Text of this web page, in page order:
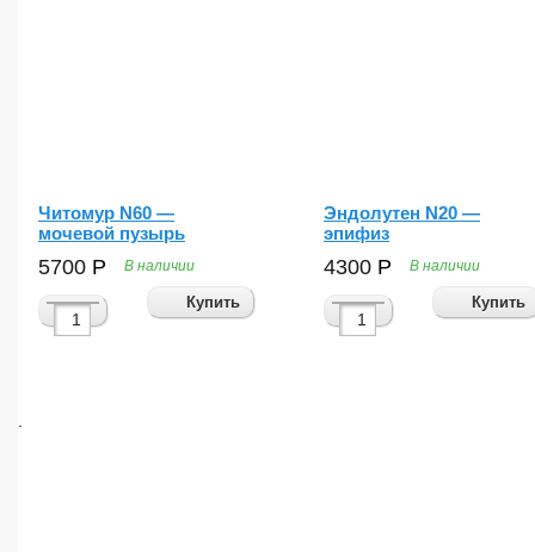
Читомур N60 —
мочевой пузырь
5700 Р В наличии
Купить
Эндолутен N20 —
эпифиз
4300 Р В наличии
Купить